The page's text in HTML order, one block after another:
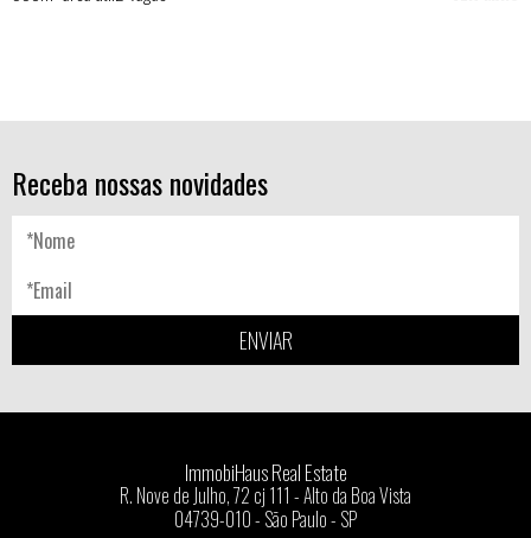
Receba nossas novidades
ENVIAR
ImmobiHaus Real Estate
R. Nove de Julho, 72 cj 111 - Alto da Boa Vista
04739-010 - São Paulo - SP